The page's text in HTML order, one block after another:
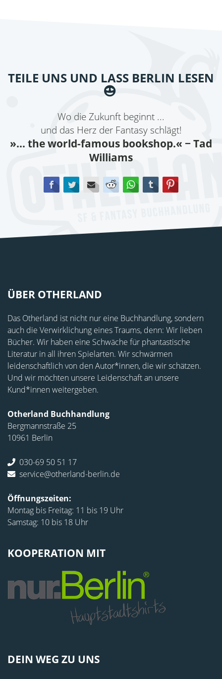
TEILE UNS UND LASS BERLIN LESEN
Wo die Zukunft beginnt ...
und das Herz der Fantasy schlägt!
»... the world-famous bookshop.« − Tad
Williams
FacebookTwitterE-mail Reddit WhatsApp
tumblr
ÜBER OTHERLAND
Das Otherland ist nicht nur eine Buchhandlung, sondern
auch die Verwirklichung eines Traums, denn: Wir lieben
Bücher. Wir haben eine Schwäche für phantastische
Literatur in all ihren Spielarten. Wir schwärmen
leidenschaftlich von den Autor*innen, die wir schätzen.
Und wir möchten unsere Leidenschaft an unsere
Kund*innen weitergeben.
Otherland Buchhandlung
Bergmannstraße 25
10961 Berlin
030-69 50 51 17
service@otherland-berlin.de
Öffnungszeiten:
Montag bis Freitag: 11 bis 19 Uhr
Samstag: 10 bis 18 Uhr
KOOPERATION MIT
DEIN WEG ZU UNS